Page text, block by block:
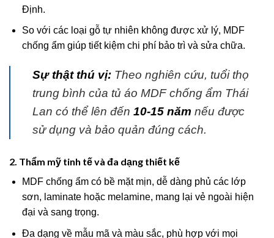
Định.
So với các loại gỗ tự nhiên không được xử lý, MDF
chống ẩm giúp tiết kiệm chi phí bảo trì và sửa chữa.
Sự thật thú vị: Theo nghiên cứu, tuổi thọ
trung bình của tủ áo MDF chống ẩm Thái
Lan có thể lên đến 10-15 năm nếu được
sử dụng và bảo quản đúng cách.
2. Thẩm mỹ tinh tế và đa dạng thiết kế
MDF chống ẩm có bề mặt mịn, dễ dàng phủ các lớp
sơn, laminate hoặc melamine, mang lại vẻ ngoài hiện
đại và sang trọng.
Đa dạng về mẫu mã và màu sắc, phù hợp với mọi